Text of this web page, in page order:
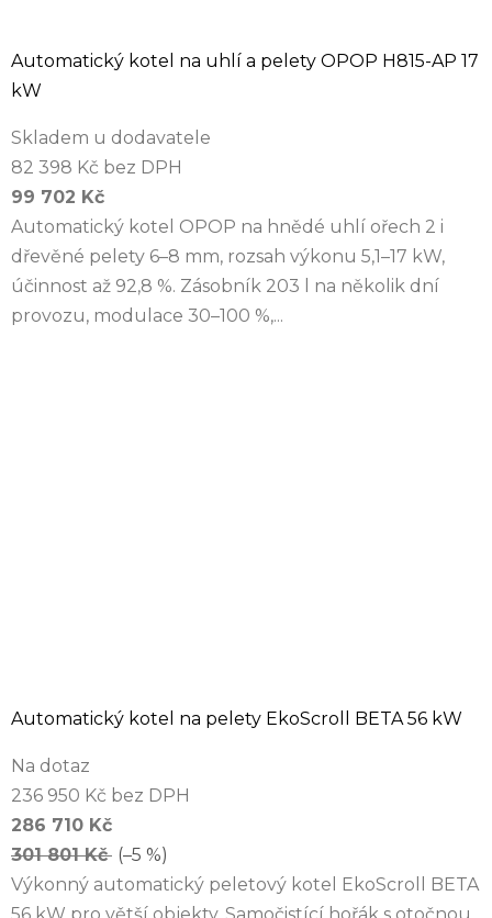
Automatický kotel na uhlí a pelety OPOP H815-AP 17
kW
Skladem u dodavatele
82 398 Kč bez DPH
99 702 Kč
Automatický kotel OPOP na hnědé uhlí ořech 2 i
dřevěné pelety 6–8 mm, rozsah výkonu 5,1–17 kW,
účinnost až 92,8 %. Zásobník 203 l na několik dní
provozu, modulace 30–100 %,...
Automatický kotel na pelety EkoScroll BETA 56 kW
Na dotaz
236 950 Kč bez DPH
286 710 Kč
301 801 Kč (–5 %)
Výkonný automatický peletový kotel EkoScroll BETA